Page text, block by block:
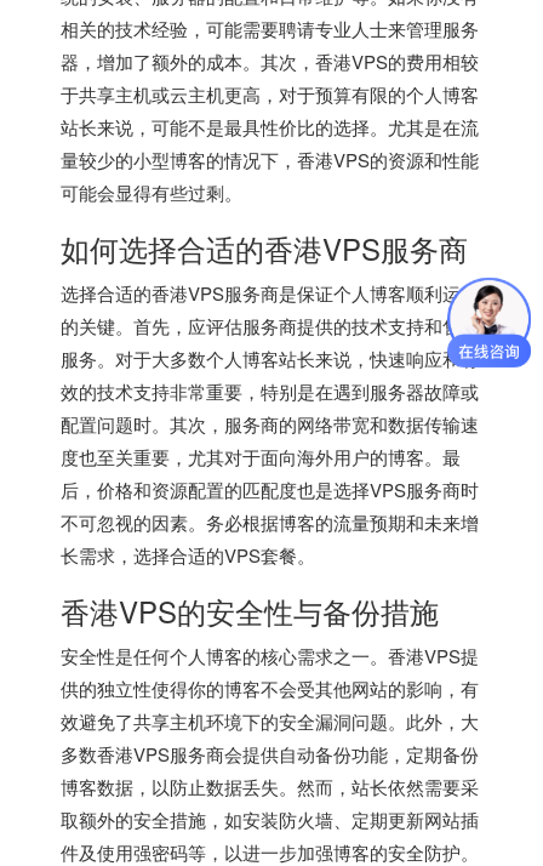
相关的技术经验，可能需要聘请专业人士来管理服务
器，增加了额外的成本。其次， 香港VPS的费用相较
于共享主机或云主机更高，对于预算有限的个人博客
站长来说，可能不是最具性价比的选择。尤其是在流
量较少的小型博客的情况下， 香港VPS的资源和性能
可能会显得有些过剩。
如何选择合适的香港VPS服务商
选择合适的香港VPS服务商是保证个人博客顺利运行
的关键。首先，应评估服务商提供的技术支持和售后
服务。对于大多数个人博客站长来说，快速响应和有
效的技术支持非常重要，特别是在遇到服务器故障或
配置问题时。其次，服务商的网络带宽和数据传输速
度也至关重要，尤其对于面向海外用户的博客。最
后，价格和资源配置的匹配度也是选择VPS服务商时
不可忽视的因素。务必根据博客的流量预期和未来增
长需求，选择合适的VPS套餐。
香港VPS的安全性与备份措施
安全性是任何个人博客的核心需求之一。 香港VPS提
供的独立性使得你的博客不会受其他网站的影响，有
效避免了共享主机环境下的安全漏洞问题。此外，大
多数香港VPS服务商会提供自动备份功能，定期备份
博客数据，以防止数据丢失。然而，站长依然需要采
取额外的安全措施，如安装防火墙、定期更新网站插
件及使用强密码等，以进一步加强博客的安全防护。